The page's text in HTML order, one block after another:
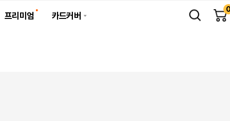
프리미엄 카드커버